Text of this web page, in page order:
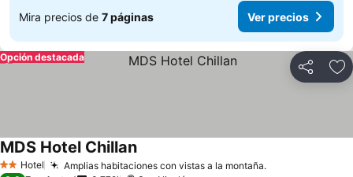
Mira precios de 7 páginas Ver precios
Compartir
Opción destacada
2 Estrellas
Hotel Amplias habitaciones con vistas a la montaña.Ver precios
MDS Hotel ChillanVer precios